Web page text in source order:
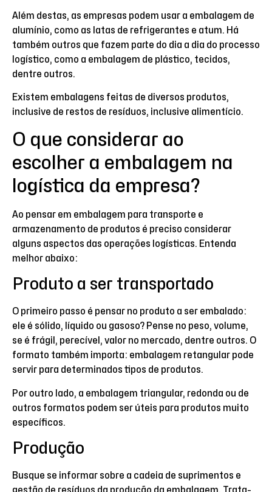
Além destas, as empresas podem usar a embalagem de
alumínio, como as latas de refrigerantes e atum. Há
também outros que fazem parte do dia a dia do processo
logístico, como a embalagem de plástico, tecidos,
dentre outros.
Existem embalagens feitas de diversos produtos,
inclusive de restos de resíduos, inclusive alimentício.
O que considerar ao
escolher a embalagem na
logística da empresa?
Ao pensar em embalagem para transporte e
armazenamento de produtos é preciso considerar
alguns aspectos das operações logísticas. Entenda
melhor abaixo:
Produto a ser transportado
O primeiro passo é pensar no produto a ser embalado:
ele é sólido, líquido ou gasoso? Pense no peso, volume,
se é frágil, perecível, valor no mercado, dentre outros. O
formato também importa: embalagem retangular pode
servir para determinados tipos de produtos.
Por outro lado, a embalagem triangular, redonda ou de
outros formatos podem ser úteis para produtos muito
específicos.
Produção
Busque se informar sobre a cadeia de suprimentos e